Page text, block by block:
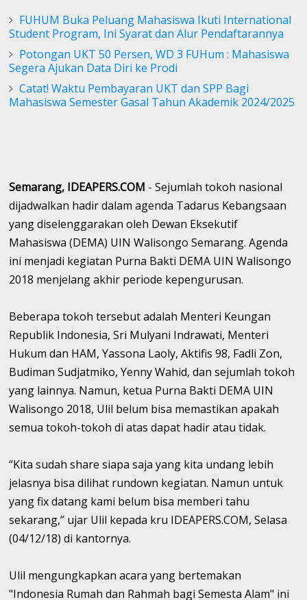
FUHUM Buka Peluang Mahasiswa Ikuti International
Student Program, Ini Syarat dan Alur Pendaftarannya
Potongan UKT 50 Persen, WD 3 FUHum : Mahasiswa
Segera Ajukan Data Diri ke Prodi
Catat! Waktu Pembayaran UKT dan SPP Bagi
Mahasiswa Semester Gasal Tahun Akademik 2024/2025
Semarang, IDEAPERS.COM - Sejumlah tokoh nasional
dijadwalkan hadir dalam agenda Tadarus Kebangsaan
yang diselenggarakan oleh Dewan Eksekutif
Mahasiswa (DEMA) UIN Walisongo Semarang. Agenda
ini menjadi kegiatan Purna Bakti DEMA UIN Walisongo
2018 menjelang akhir periode kepengurusan.
Beberapa tokoh tersebut adalah Menteri Keungan
Republik Indonesia, Sri Mulyani Indrawati, Menteri
Hukum dan HAM, Yassona Laoly, Aktifis 98, Fadli Zon,
Budiman Sudjatmiko, Yenny Wahid, dan sejumlah tokoh
yang lainnya. Namun, ketua Purna Bakti DEMA UIN
Walisongo 2018, Ulil belum bisa memastikan apakah
semua tokoh-tokoh di atas dapat hadir atau tidak.
“Kita sudah share siapa saja yang kita undang lebih
jelasnya bisa dilihat rundown kegiatan. Namun untuk
yang fix datang kami belum bisa memberi tahu
sekarang,” ujar Ulil kepada kru IDEAPERS.COM, Selasa
(04/12/18) di kantornya.
Ulil mengungkapkan acara yang bertemakan
"Indonesia Rumah dan Rahmah bagi Semesta Alam" ini